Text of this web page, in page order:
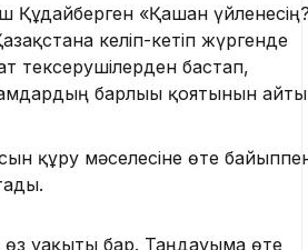
Құдайберген «Қашан
келіп-кетіп жүргенде
тексерушілерден бастап,
барлығы қоятынын
құру мәселесіне өте
өз уақыты бар. Таңдауыма өте